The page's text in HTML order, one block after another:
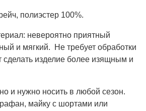
полиэстер 100%.
невероятно приятный
и мягкий.
Не требует обработки
сделать изделие более изящным и
и нужно носить в любой сезон.
майку с шортами или